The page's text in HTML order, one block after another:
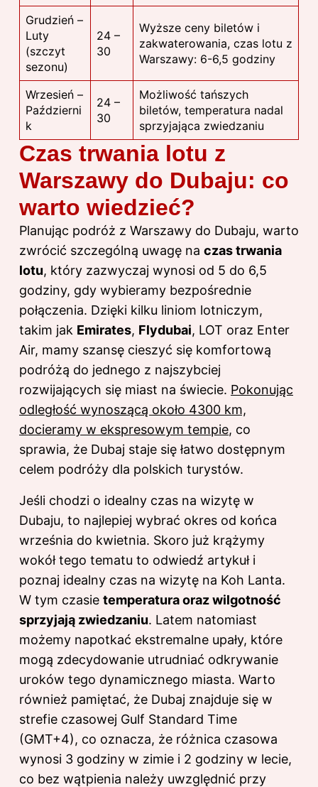
Grudzień –
Luty
(szczyt
sezonu)
24 –
30
Wyższe ceny biletów i
zakwaterowania, czas lotu z
Warszawy: 6-6,5 godziny
Wrzesień –
Październi
k
24 –
30
Możliwość tańszych
biletów, temperatura nadal
sprzyjająca zwiedzaniu
Czas trwania lotu z
Warszawy do Dubaju: co
warto wiedzieć?
Planując podróż z Warszawy do Dubaju, warto
zwrócić szczególną uwagę na czas trwania
lotu, który zazwyczaj wynosi od 5 do 6,5
godziny, gdy wybieramy bezpośrednie
połączenia. Dzięki kilku liniom lotniczym,
takim jak Emirates, Flydubai, LOT oraz Enter
Air, mamy szansę cieszyć się komfortową
podróżą do jednego z najszybciej
rozwijających się miast na świecie. Pokonując
odległość wynoszącą około 4300 km,
docieramy w ekspresowym tempie, co
sprawia, że Dubaj staje się łatwo dostępnym
celem podróży dla polskich turystów.
Jeśli chodzi o idealny czas na wizytę w
Dubaju, to najlepiej wybrać okres od końca
września do kwietnia. Skoro już krążymy
wokół tego tematu to odwiedź artykuł i
poznaj idealny czas na wizytę na Koh Lanta.
W tym czasie temperatura oraz wilgotność
sprzyjają zwiedzaniu. Latem natomiast
możemy napotkać ekstremalne upały, które
mogą zdecydowanie utrudniać odkrywanie
uroków tego dynamicznego miasta. Warto
również pamiętać, że Dubaj znajduje się w
strefie czasowej Gulf Standard Time
(GMT+4), co oznacza, że różnica czasowa
wynosi 3 godziny w zimie i 2 godziny w lecie,
co bez wątpienia należy uwzględnić przy